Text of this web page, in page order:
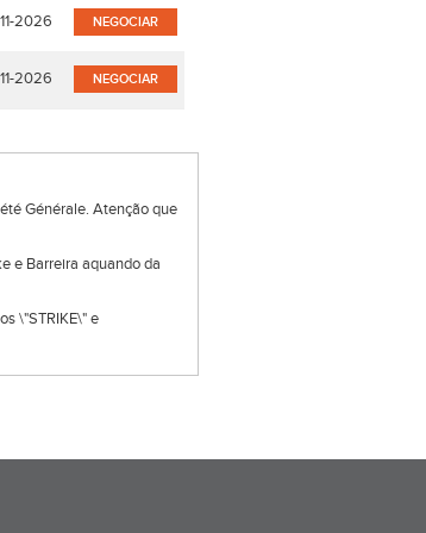
2026 NEGOCIAR
2026 NEGOCIAR
Générale. Atenção que
e Barreira aquando da
\"STRIKE\" e